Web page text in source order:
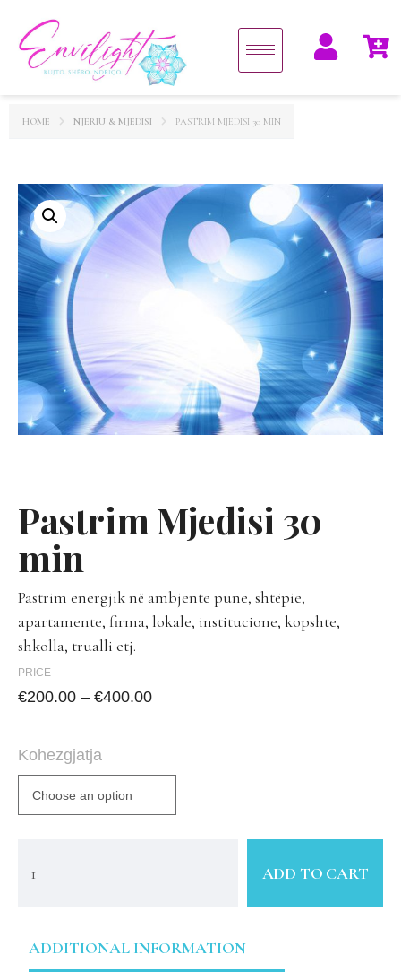
HOME NJERIU & MJEDISI PASTRIM MJEDISI 30 MIN
Pastrim Mjedisi 30
min
Pastrim energjik në ambjente pune, shtëpie,
apartamente, firma, lokale, institucione, kopshte,
shkolla, trualli etj.
PRICE
€200.00 – €400.00
Kohezgjatja
Choose an option
ADD TO CART
ADDITIONAL INFORMATION